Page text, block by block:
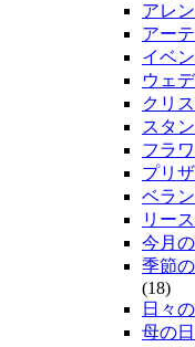
アレ
アー
イベ
ウェ
クリ
スタ
フラ
プリ
ベラ
リー
今月
季節
(18)
日々
母の日